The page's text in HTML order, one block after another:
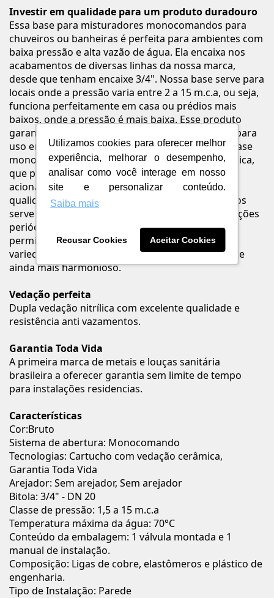
Utilizamos cookies para oferecer melhor
experiência, melhorar o desempenho,
analisar como você interage em nosso
site e personalizar conteúdo.
Saiba mais
Recusar Cookies Aceitar Cookies
Investir em qualidade para um produto duradouro
Essa base para misturadores monocomandos para
chuveiros ou banheiras é perfeita para ambientes com
baixa pressão e alta vazão de água. Ela encaixa nos
acabamentos de diversas linhas da nossa marca,
desde que tenham encaixe 3/4". Nossa base serve para
locais onde a pressão varia entre 2 a 15 m.c.a, ou seja,
funciona perfeitamente em casa ou prédios mais
baixos, onde a pressão é mais baixa. Esse produto
garante um banho extremamente confortável e, para
uso em banheiras, um rápido enchimento. Esta base
monocomando possui sistema de vedação cerâmica,
que permite uma resistência superior a 500 mil
acionamentos e muito mais conforto no uso. A
qualidade com que desenvolvemos esses produtos
serve para evitar reformas, estragos ou manutenções
periódicas. Ele possui encaixe de bitolas de 3/4" e
permite liberdade de criação, com uma grande
variedade de acabamentos para deixar o ambiente
ainda mais harmonioso.
Vedação perfeita
Dupla vedação nitrílica com excelente qualidade e
resistência anti vazamentos.
Garantia Toda Vida
A primeira marca de metais e louças sanitária
brasileira a oferecer garantia sem limite de tempo
para instalações residencias.
Características
Cor:Bruto
Sistema de abertura: Monocomando
Tecnologias: Cartucho com vedação cerâmica,
Garantia Toda Vida
Arejador: Sem arejador, Sem arejador
Bitola: 3/4" - DN 20
Classe de pressão: 1,5 a 15 m.c.a
Temperatura máxima da água: 70°C
Conteúdo da embalagem: 1 válvula montada e 1
manual de instalação.
Composição: Ligas de cobre, elastômeros e plástico de
engenharia.
Tipo de Instalação: Parede